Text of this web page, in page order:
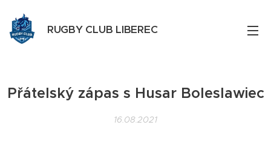
RUGBY CLUB LIBEREC
Přátelský zápas s Husar Boleslawiec
16.08.2021